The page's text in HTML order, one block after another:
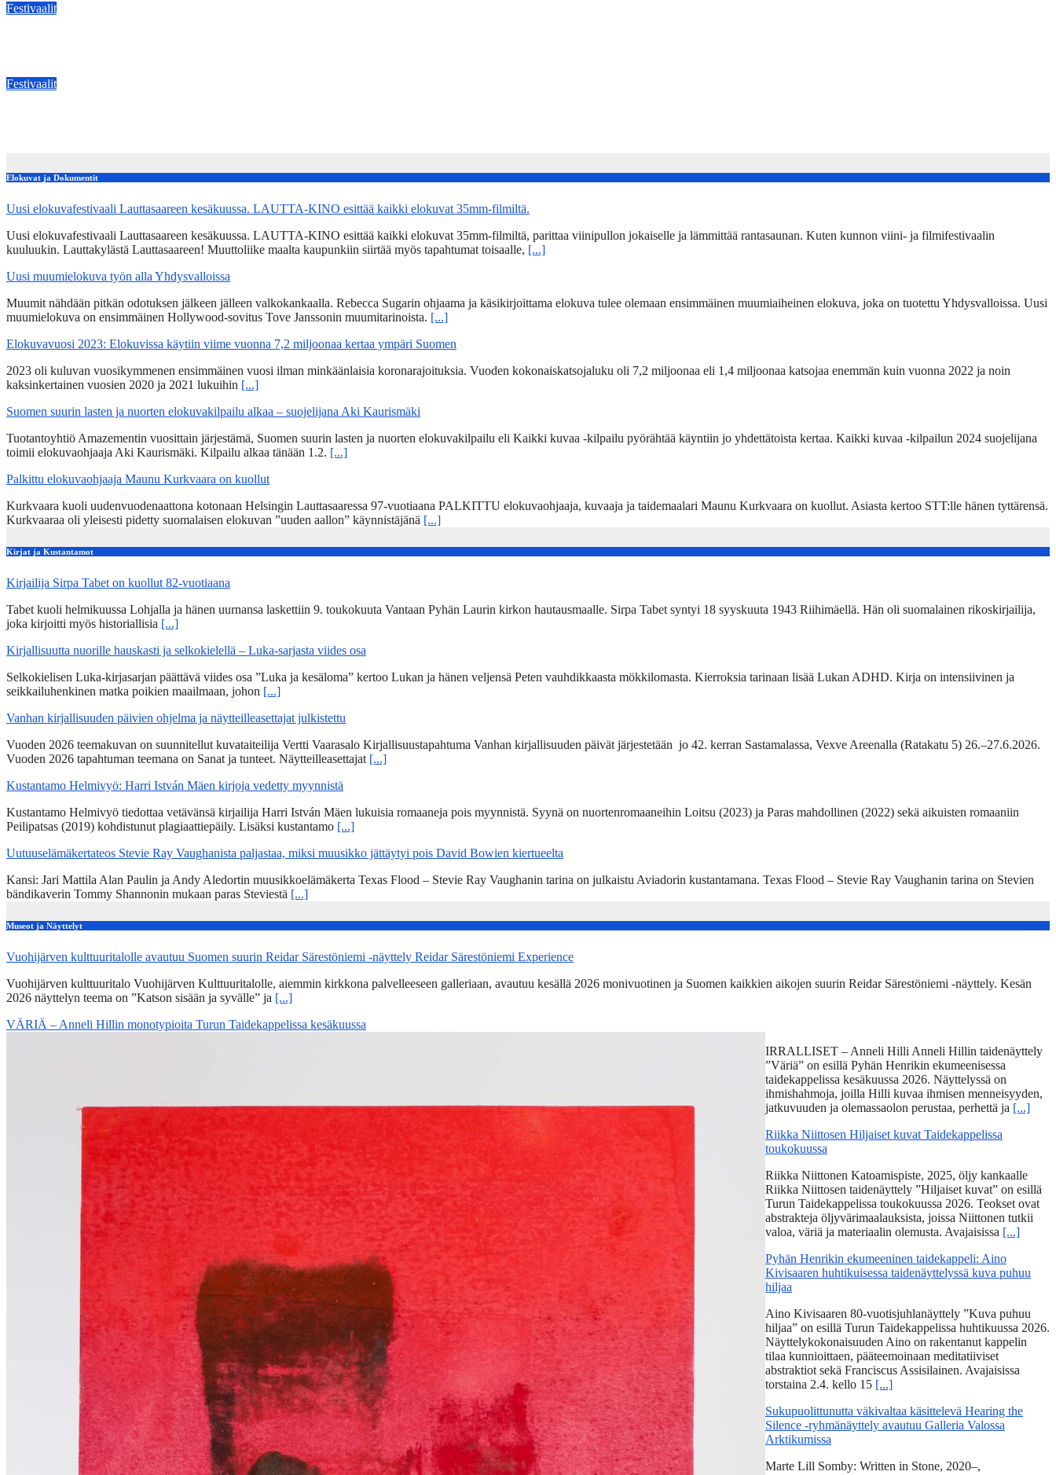
Festivaalit
Festivaalit
Elokuvat ja Dokumentit
Uusi elokuvafestivaali Lauttasaareen kesäkuussa. LAUTTA-KINO esittää kaikki elokuvat 35mm-filmiltä.
Uusi elokuvafestivaali Lauttasaareen kesäkuussa. LAUTTA-KINO esittää kaikki elokuvat 35mm-filmiltä, parittaa viinipullon jokaiselle ja lämmittää rantasaunan. Kuten kunnon viini- ja filmifestivaalin
kuuluukin. Lauttakylästä Lauttasaareen! Muuttoliike maalta kaupunkiin siirtää myös tapahtumat toisaalle, [...]
Uusi muumielokuva työn alla Yhdysvalloissa
Muumit nähdään pitkän odotuksen jälkeen jälleen valkokankaalla. Rebecca Sugarin ohjaama ja käsikirjoittama elokuva tulee olemaan ensimmäinen muumiaiheinen elokuva, joka on tuotettu Yhdysvalloissa. Uusi
muumielokuva on ensimmäinen Hollywood-sovitus Tove Janssonin muumitarinoista. [...]
Elokuvavuosi 2023: Elokuvissa käytiin viime vuonna 7,2 miljoonaa kertaa ympäri Suomen
2023 oli kuluvan vuosikymmenen ensimmäinen vuosi ilman minkäänlaisia koronarajoituksia. Vuoden kokonaiskatsojaluku oli 7,2 miljoonaa eli 1,4 miljoonaa katsojaa enemmän kuin vuonna 2022 ja noin
kaksinkertainen vuosien 2020 ja 2021 lukuihin [...]
Suomen suurin lasten ja nuorten elokuvakilpailu alkaa – suojelijana Aki Kaurismäki
Tuotantoyhtiö Amazementin vuosittain järjestämä, Suomen suurin lasten ja nuorten elokuvakilpailu eli Kaikki kuvaa -kilpailu pyörähtää käyntiin jo yhdettätoista kertaa. Kaikki kuvaa -kilpailun 2024 suojelijana
toimii elokuvaohjaaja Aki Kaurismäki. Kilpailu alkaa tänään 1.2. [...]
Palkittu elokuvaohjaaja Maunu Kurkvaara on kuollut
Kurkvaara kuoli uudenvuodenaattona kotonaan Helsingin Lauttasaaressa 97-vuotiaana PALKITTU elokuvaohjaaja, kuvaaja ja taidemaalari Maunu Kurkvaara on kuollut. Asiasta kertoo STT:lle hänen tyttärensä.
Kurkvaaraa oli yleisesti pidetty suomalaisen elokuvan ”uuden aallon” käynnistäjänä [...]
Kirjat ja Kustantamot
Kirjailija Sirpa Tabet on kuollut 82-vuotiaana
Tabet kuoli helmikuussa Lohjalla ja hänen uurnansa laskettiin 9. toukokuuta Vantaan Pyhän Laurin kirkon hautausmaalle. Sirpa Tabet syntyi 18 syyskuuta 1943 Riihimäellä. Hän oli suomalainen rikoskirjailija,
joka kirjoitti myös historiallisia [...]
Kirjallisuutta nuorille hauskasti ja selkokielellä – Luka-sarjasta viides osa
Selkokielisen Luka-kirjasarjan päättävä viides osa ”Luka ja kesäloma” kertoo Lukan ja hänen veljensä Peten vauhdikkaasta mökkilomasta. Kierroksia tarinaan lisää Lukan ADHD. Kirja on intensiivinen ja
seikkailuhenkinen matka poikien maailmaan, johon [...]
Vanhan kirjallisuuden päivien ohjelma ja näytteilleasettajat julkistettu
Vuoden 2026 teemakuvan on suunnitellut kuvataiteilija Vertti Vaarasalo Kirjallisuustapahtuma Vanhan kirjallisuuden päivät järjestetään jo 42. kerran Sastamalassa, Vexve Areenalla (Ratakatu 5) 26.–27.6.2026.
Vuoden 2026 tapahtuman teemana on Sanat ja tunteet. Näytteilleasettajat [...]
Kustantamo Helmivyö: Harri István Mäen kirjoja vedetty myynnistä
Kustantamo Helmivyö tiedottaa vetävänsä kirjailija Harri István Mäen lukuisia romaaneja pois myynnistä. Syynä on nuortenromaaneihin Loitsu (2023) ja Paras mahdollinen (2022) sekä aikuisten romaaniin
Peilipatsas (2019) kohdistunut plagiaattiepäily. Lisäksi kustantamo [...]
Uutuuselämäkertateos Stevie Ray Vaughanista paljastaa, miksi muusikko jättäytyi pois David Bowien kiertueelta
Kansi: Jari Mattila Alan Paulin ja Andy Aledortin muusikkoelämäkerta Texas Flood – Stevie Ray Vaughanin tarina on julkaistu Aviadorin kustantamana. Texas Flood – Stevie Ray Vaughanin tarina on Stevien
bändikaverin Tommy Shannonin mukaan paras Steviestä [...]
Museot ja Näyttelyt
Vuohijärven kulttuuritalolle avautuu Suomen suurin Reidar Särestöniemi -näyttely Reidar Särestöniemi Experience
Vuohijärven kulttuuritalo Vuohijärven Kulttuuritalolle, aiemmin kirkkona palvelleeseen galleriaan, avautuu kesällä 2026 monivuotinen ja Suomen kaikkien aikojen suurin Reidar Särestöniemi -näyttely. Kesän
2026 näyttelyn teema on ”Katson sisään ja syvälle” ja [...]
VÄRIÄ – Anneli Hillin monotypioita Turun Taidekappelissa kesäkuussa
IRRALLISET – Anneli Hilli Anneli Hillin taidenäyttely
”Väriä” on esillä Pyhän Henrikin ekumeenisessa
taidekappelissa kesäkuussa 2026. Näyttelyssä on
ihmishahmoja, joilla Hilli kuvaa ihmisen menneisyyden,
jatkuvuuden ja olemassaolon perustaa, perhettä ja [...]
Riikka Niittosen Hiljaiset kuvat Taidekappelissa
toukokuussa
Riikka Niittonen Katoamispiste, 2025, öljy kankaalle
Riikka Niittosen taidenäyttely ”Hiljaiset kuvat” on esillä
Turun Taidekappelissa toukokuussa 2026. Teokset ovat
abstrakteja öljyvärimaalauksista, joissa Niittonen tutkii
valoa, väriä ja materiaalin olemusta. Avajaisissa [...]
Pyhän Henrikin ekumeeninen taidekappeli: Aino
Kivisaaren huhtikuisessa taidenäyttelyssä kuva puhuu
hiljaa
Aino Kivisaaren 80-vuotisjuhlanäyttely ”Kuva puhuu
hiljaa” on esillä Turun Taidekappelissa huhtikuussa 2026.
Näyttelykokonaisuuden Aino on rakentanut kappelin
tilaa kunnioittaen, pääteemoinaan meditatiiviset
abstraktiot sekä Franciscus Assisilainen. Avajaisissa
torstaina 2.4. kello 15 [...]
Sukupuolittunutta väkivaltaa käsittelevä Hearing the
Silence -ryhmänäyttely avautuu Galleria Valossa
Arktikumissa
Marte Lill Somby: Written in Stone, 2020–,